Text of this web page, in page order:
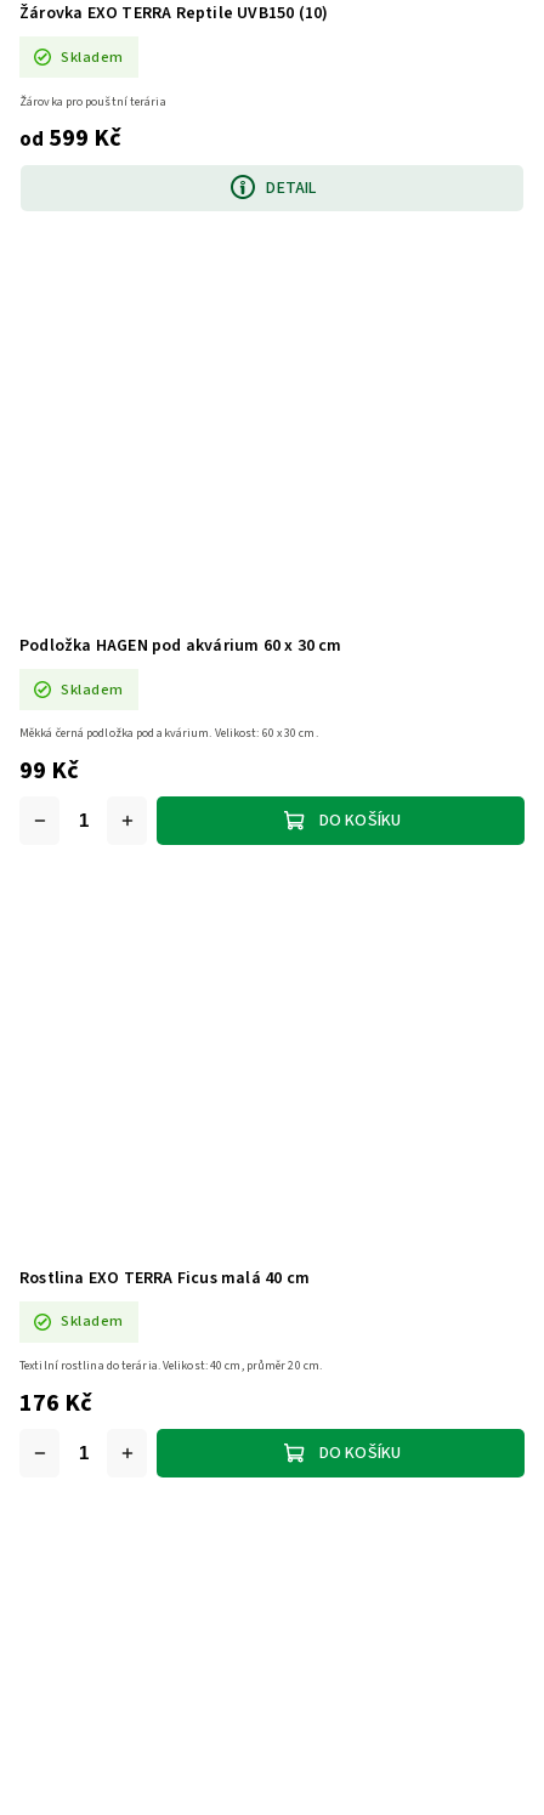
Žárovka EXO TERRA Reptile UVB150 (10)
Skladem
od 599 Kč
DETAIL
Žárovka pro pouštní terária
Podložka HAGEN pod akvárium 60 x 30 cm
Skladem
99 Kč
DO KOŠÍKU
Měkká černá podložka pod akvárium. Velikost: 60 x 30 cm.
Rostlina EXO TERRA Ficus malá 40 cm
Skladem
176 Kč
DO KOŠÍKU
Textilní rostlina do terária. Velikost: 40 cm, průměr 20 cm.